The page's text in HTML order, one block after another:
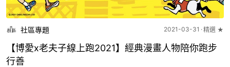
社區專題 2021-03-31 精選 ★
【博愛x老夫子線上跑2021】經典漫畫人物陪你跑步
行善